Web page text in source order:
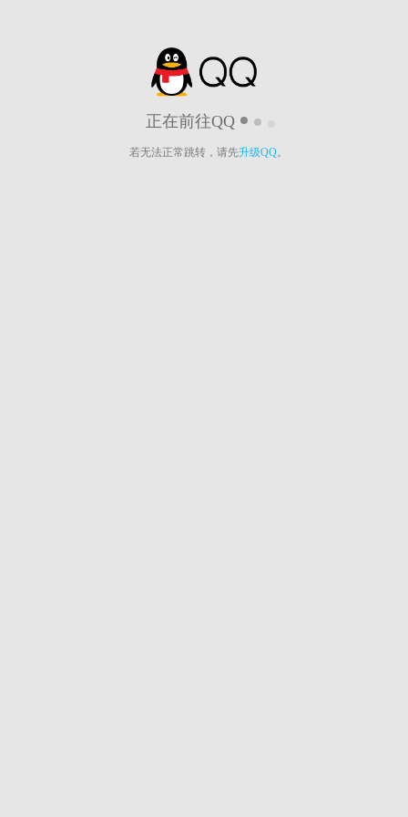
正在前往QQ
若无法正常跳转，请先升级QQ。